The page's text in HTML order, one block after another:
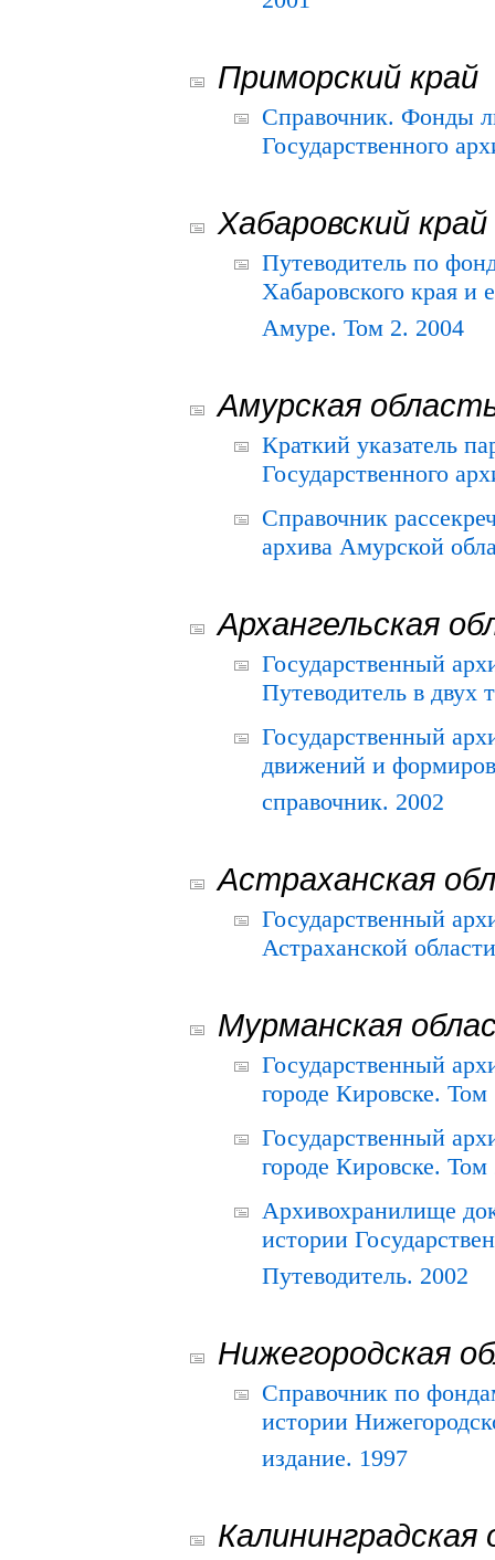
Приморский край
Справочник. Фонды
Государственного
Хабаровский край
Путеводитель по
Хабаровского края и
Амуре. Том 2. 2004
Амурская
Краткий указатель
Государственного
Справочник
архива Амурской
Архангельская
Государственный
Путеводитель в двух
Государственный
движений и
справочник. 2002
Астраханская
Государственный
Астраханской
Мурманская
Государственный
городе Кировске.
Государственный
городе Кировске.
Архивохранилище
истории
Путеводитель. 2002
Нижегородская
Справочник по
истории
издание. 1997
Калининградская